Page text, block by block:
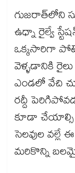
గుజరాత్‌లోని
ఉధ్నా రైల్వే
ఒక్కసారిగా
వెళ్ళడానికి
ఎండలో వేచి
రద్దీ
కూడా చేయాల్సి
సెలవుల వల్లే
మరికొన్ని